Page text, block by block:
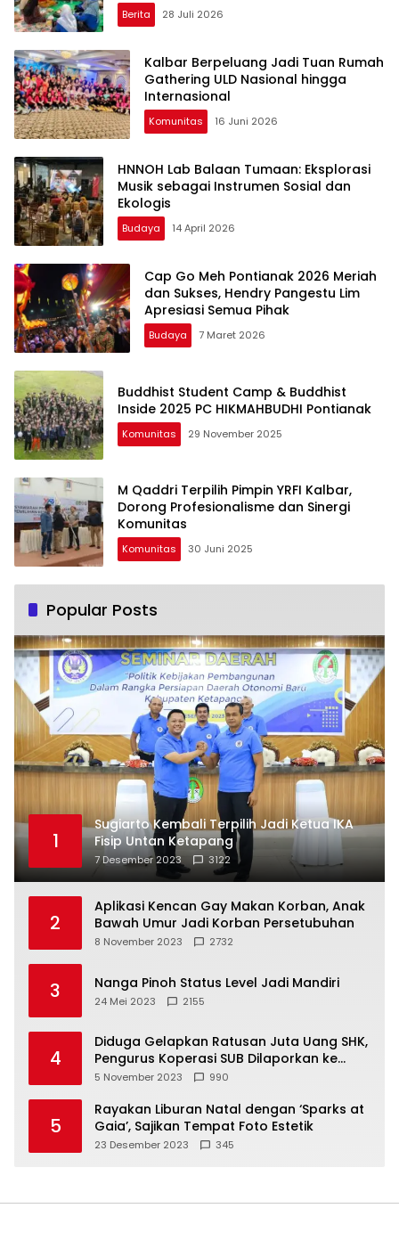
Berita 28 Juli 2026
Kalbar Berpeluang Jadi Tuan Rumah
Gathering ULD Nasional hingga
Internasional
Komunitas 16 Juni 2026
HNNOH Lab Balaan Tumaan: Eksplorasi
Musik sebagai Instrumen Sosial dan
Ekologis
Budaya 14 April 2026
Cap Go Meh Pontianak 2026 Meriah
dan Sukses, Hendry Pangestu Lim
Apresiasi Semua Pihak
Budaya 7 Maret 2026
Buddhist Student Camp & Buddhist
Inside 2025 PC HIKMAHBUDHI Pontianak
Komunitas 29 November 2025
M Qaddri Terpilih Pimpin YRFI Kalbar,
Dorong Profesionalisme dan Sinergi
Komunitas
Komunitas 30 Juni 2025
Popular Posts
1
Sugiarto Kembali Terpilih Jadi Ketua IKA
Fisip Untan Ketapang
7 Desember 2023 3122
2
Aplikasi Kencan Gay Makan Korban, Anak
Bawah Umur Jadi Korban Persetubuhan
8 November 2023 2732
3 Nanga Pinoh Status Level Jadi Mandiri
24 Mei 2023 2155
4
Diduga Gelapkan Ratusan Juta Uang SHK,
Pengurus Koperasi SUB Dilaporkan ke
Polisi
5 November 2023 990
5
Rayakan Liburan Natal dengan ‘Sparks at
Gaia’, Sajikan Tempat Foto Estetik
23 Desember 2023 345